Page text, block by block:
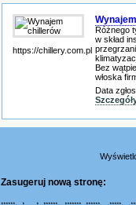
https://chillery.com.pl
Różnego
w skład
Bez
włoska
Data
Zasugeruj nową stronę: